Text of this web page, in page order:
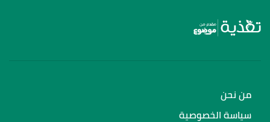
من نحن
سياسة الخصوصية